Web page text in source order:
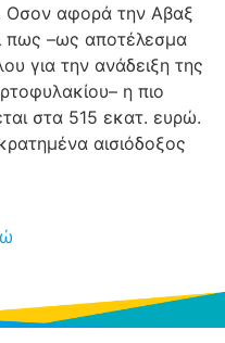
Οσον αφορά την Αβαξ
πως –ως αποτέλεσμα
για την ανάδειξη της
η πιο
στα 515 εκατ. ευρώ.
αισιόδοξος